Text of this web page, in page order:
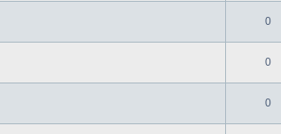
0
0
0